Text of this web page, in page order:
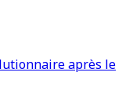
après le